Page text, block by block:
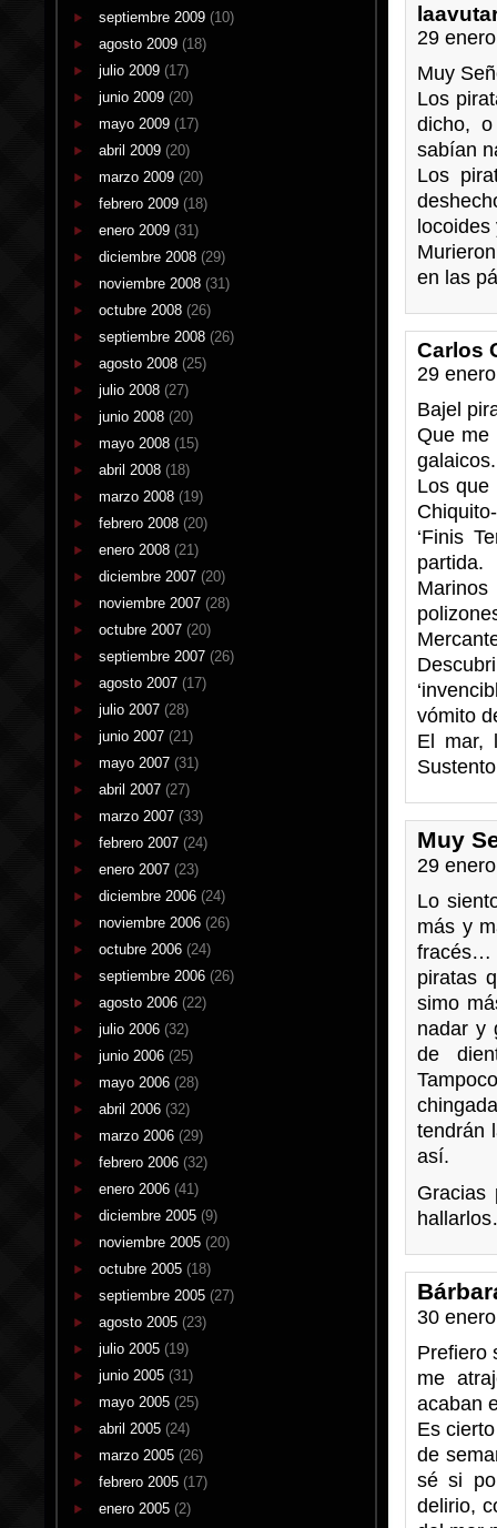
septiembre 2009 (10)
agosto 2009 (18)
julio 2009 (17)
junio 2009 (20)
mayo 2009 (17)
abril 2009 (20)
marzo 2009 (20)
febrero 2009 (18)
enero 2009 (31)
diciembre 2008 (29)
noviembre 2008 (31)
octubre 2008 (26)
septiembre 2008 (26)
agosto 2008 (25)
julio 2008 (27)
junio 2008 (20)
mayo 2008 (15)
abril 2008 (18)
marzo 2008 (19)
febrero 2008 (20)
enero 2008 (21)
diciembre 2007 (20)
noviembre 2007 (28)
octubre 2007 (20)
septiembre 2007 (26)
agosto 2007 (17)
julio 2007 (28)
junio 2007 (21)
mayo 2007 (31)
abril 2007 (27)
marzo 2007 (33)
febrero 2007 (24)
enero 2007 (23)
diciembre 2006 (24)
noviembre 2006 (26)
octubre 2006 (24)
septiembre 2006 (26)
agosto 2006 (22)
julio 2006 (32)
junio 2006 (25)
mayo 2006 (28)
abril 2006 (32)
marzo 2006 (29)
febrero 2006 (32)
enero 2006 (41)
diciembre 2005 (9)
noviembre 2005 (20)
octubre 2005 (18)
septiembre 2005 (27)
agosto 2005 (23)
julio 2005 (19)
junio 2005 (31)
mayo 2005 (25)
abril 2005 (24)
marzo 2005 (26)
febrero 2005 (17)
enero 2005 (2)
29
Muy
Los
dicho,
sabían
Los
en las
Carlos
29
Bajel
Que me
galaicos.
Los que
‘Finis
partida.
vómito
El mar,
Muy
29
Lo
más y
fracés…
piratas
simo
nadar y
de
tendrán
así.
Gracias
30
Prefiero
me
acaban
Es
de
sé si
delirio,